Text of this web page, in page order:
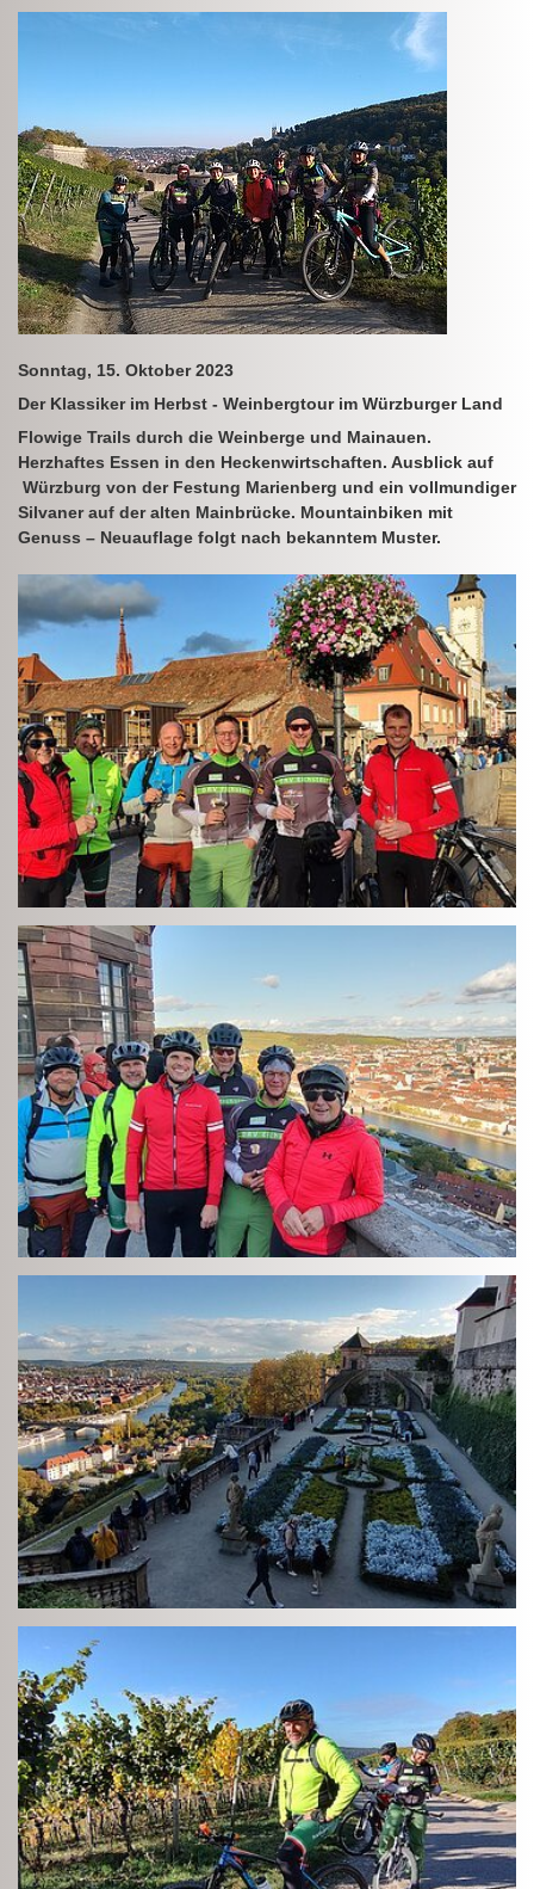
Sonntag, 15. Oktober 2023
Der Klassiker im Herbst - Weinbergtour im Würzburger Land
Flowige Trails durch die Weinberge und Mainauen.
Herzhaftes Essen in den Heckenwirtschaften. Ausblick auf
Würzburg von der Festung Marienberg und ein vollmundiger
Silvaner auf der alten Mainbrücke. Mountainbiken mit
Genuss – Neuauflage folgt nach bekanntem Muster.